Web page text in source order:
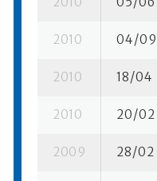
2010 04/09
2010 18/04
2010 20/02
2009 28/02